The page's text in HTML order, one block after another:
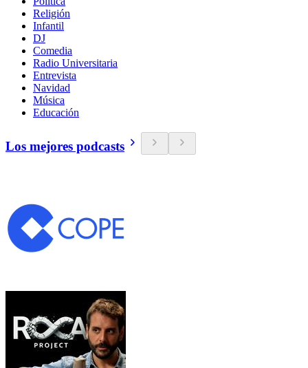
Religión
Infantil
DJ
Comedia
Radio Universitaria
Entrevista
Navidad
Música
Educación
Los mejores podcasts